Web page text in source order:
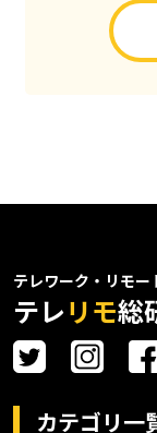
テレワーク・リモ
テレリモ総
カテゴリ一